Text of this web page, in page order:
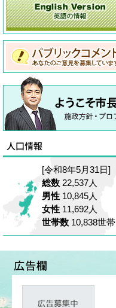
[令和8年5月31日]
総数 22,537人
男性 10,845人
女性 11,692人
世帯数 10,838世帯